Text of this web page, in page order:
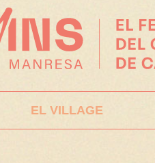
EL VILLAGE